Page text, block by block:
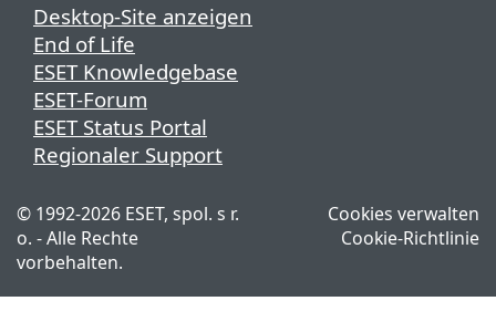
Desktop-Site anzeigen
End of Life
ESET Knowledgebase
ESET-Forum
ESET Status Portal
Regionaler Support
© 1992-2026 ESET, spol. s r.
o. - Alle Rechte
vorbehalten.
Cookies verwalten
Cookie-Richtlinie